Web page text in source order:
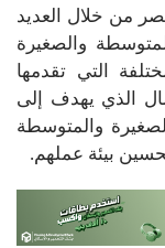
من خلال العديد
والصغيرة
التي تقدمها
الذي يهدف إلى
والمتوسطة
بيئة عملهم.